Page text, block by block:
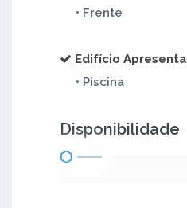
• Frente
Edifício Apresenta
• Piscina
Disponibilidade